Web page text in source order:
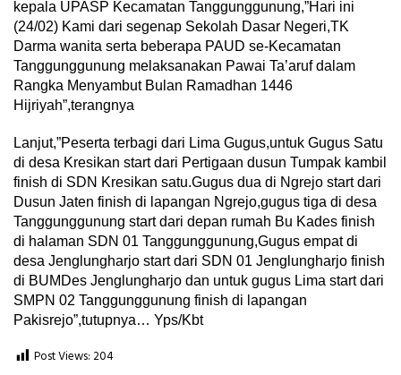
kepala UPASP Kecamatan Tanggunggunung,”Hari ini
(24/02) Kami dari segenap Sekolah Dasar Negeri,TK
Darma wanita serta beberapa PAUD se-Kecamatan
Tanggunggunung melaksanakan Pawai Ta’aruf dalam
Rangka Menyambut Bulan Ramadhan 1446
Hijriyah”,terangnya
Lanjut,”Peserta terbagi dari Lima Gugus,untuk Gugus Satu
di desa Kresikan start dari Pertigaan dusun Tumpak kambil
finish di SDN Kresikan satu.Gugus dua di Ngrejo start dari
Dusun Jaten finish di lapangan Ngrejo,gugus tiga di desa
Tanggunggunung start dari depan rumah Bu Kades finish
di halaman SDN 01 Tanggunggunung,Gugus empat di
desa Jenglungharjo start dari SDN 01 Jenglungharjo finish
di BUMDes Jenglungharjo dan untuk gugus Lima start dari
SMPN 02 Tanggunggunung finish di lapangan
Pakisrejo”,tutupnya… Yps/Kbt
Post Views:204